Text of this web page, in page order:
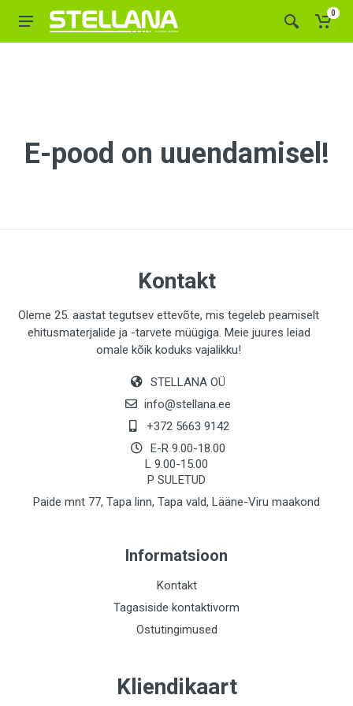
0
E-pood on uuendamisel!
Kontakt
Oleme 25. aastat tegutsev ettevõte, mis tegeleb peamiselt
ehitusmaterjalide ja -tarvete müügiga. Meie juures leiad
omale kõik koduks vajalikku!
STELLANA OÜ
info@stellana.ee
+372 5663 9142
E-R 9.00-18.00
L 9.00-15.00
P SULETUD
Paide mnt 77, Tapa linn, Tapa vald, Lääne-Viru maakond
Informatsioon
Kontakt
Tagasiside kontaktivorm
Ostutingimused
Kliendikaart